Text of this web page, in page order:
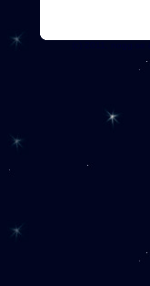
(c) 2011,